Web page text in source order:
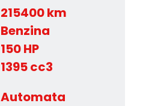
215400 km
Benzina
150 HP
1395 cc3
Automata